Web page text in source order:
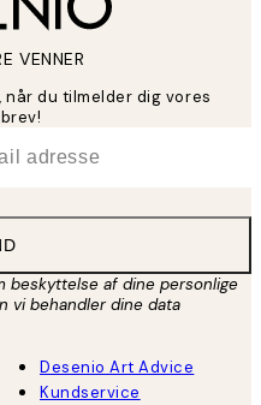
VENNER
når du tilmelder dig vores
beskyttelse af dine personlige
vi behandler dine data
Desenio Art Advice
Kundservice